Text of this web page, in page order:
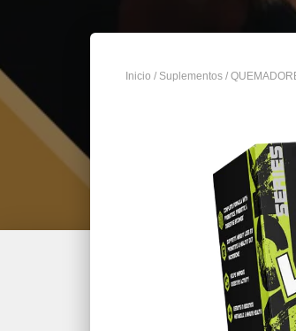
Inicio / Suplementos /